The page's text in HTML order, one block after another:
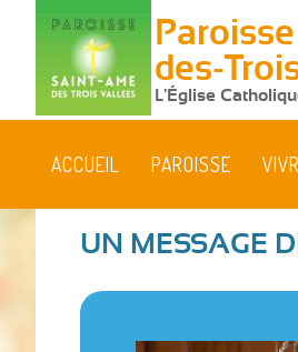
des-
L'Église
ACCUEIL PAROISSE
êtes
UN MESSAGE